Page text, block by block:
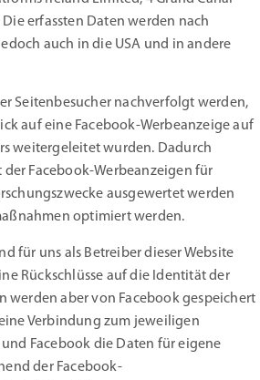
erfassten Daten werden nach
auch in die USA und in andere
Seitenbesucher nachverfolgt werden,
auf eine Facebook-Werbeanzeige auf
weitergeleitet wurden. Dadurch
Facebook-Werbeanzeigen für
ausgewertet werden
optimiert werden.
für uns als Betreiber dieser Website
Rückschlüsse auf die Identität der
werden aber von Facebook gespeichert
Verbindung zum jeweiligen
Facebook die Daten für eigene
der Facebook-